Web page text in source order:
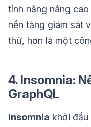
tính năng nâng
nền tảng giám sát
thử, hơn là một
4. Insomnia:
GraphQL
Insomnia khởi đầu